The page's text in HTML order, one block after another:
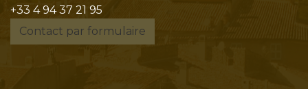
+33 4 94 37 21 95
Contact par formulaire